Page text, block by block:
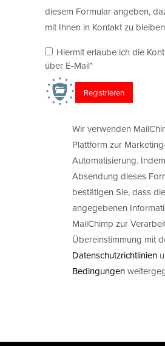
diesem Formular angeben,
mit Ihnen in Kontakt zu
Hiermit erlaube ich die
über E-Mail*
Wir verwenden
Plattform zur
Automatisierung.
Absendung dieses
bestätigen Sie, dass
angegebenen
MailChimp zur
Übereinstimmung mit
Datenschutzrichtlinien
Bedingungen